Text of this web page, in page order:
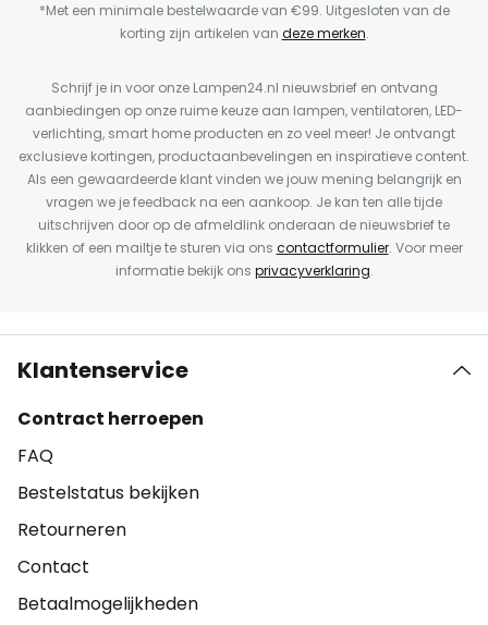
*Met een minimale bestelwaarde van €99. Uitgesloten van de
korting zijn artikelen van deze merken.
Schrijf je in voor onze Lampen24.nl nieuwsbrief en ontvang
aanbiedingen op onze ruime keuze aan lampen, ventilatoren, LED-
verlichting, smart home producten en zo veel meer! Je ontvangt
exclusieve kortingen, productaanbevelingen en inspiratieve content.
Als een gewaardeerde klant vinden we jouw mening belangrijk en
vragen we je feedback na een aankoop. Je kan ten alle tijde
uitschrijven door op de afmeldlink onderaan de nieuwsbrief te
klikken of een mailtje te sturen via ons contactformulier. Voor meer
informatie bekijk ons privacyverklaring.
Klantenservice
Contract herroepen
FAQ
Bestelstatus bekijken
Retourneren
Contact
Betaalmogelijkheden